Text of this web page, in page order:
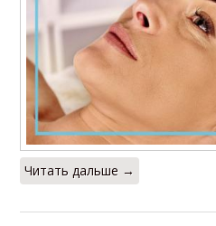
Читать дальше →